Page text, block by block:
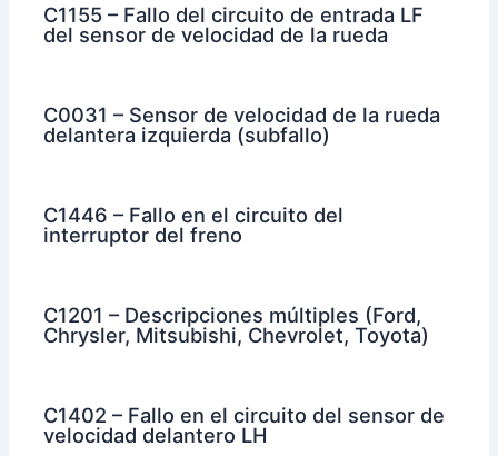
C1155 – Fallo del circuito de entrada LF
del sensor de velocidad de la rueda
C0031 – Sensor de velocidad de la rueda
delantera izquierda (subfallo)
C1446 – Fallo en el circuito del
interruptor del freno
C1201 – Descripciones múltiples (Ford,
Chrysler, Mitsubishi, Chevrolet, Toyota)
C1402 – Fallo en el circuito del sensor de
velocidad delantero LH